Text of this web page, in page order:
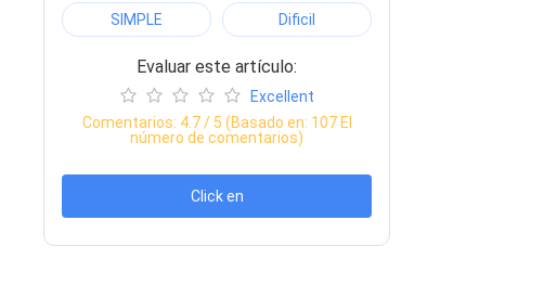
SIMPLE Dificil
Evaluar este artículo:
Excellent
Comentarios: 4.7/ 5 (Basado en: 107El
número de comentarios)
Click en